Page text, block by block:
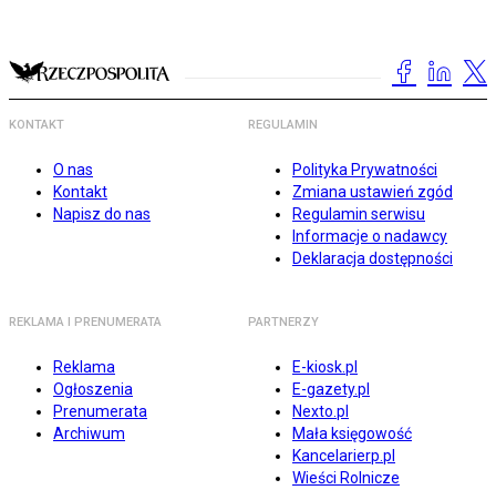
KONTAKT
O nas
Kontakt
Napisz do nas
REGULAMIN
Polityka Prywatności
Zmiana ustawień zgód
Regulamin serwisu
Informacje o nadawcy
Deklaracja dostępności
REKLAMA I PRENUMERATA
Reklama
Ogłoszenia
Prenumerata
Archiwum
PARTNERZY
E-kiosk.pl
E-gazety.pl
Nexto.pl
Mała księgowość
Kancelarierp.pl
Wieści Rolnicze